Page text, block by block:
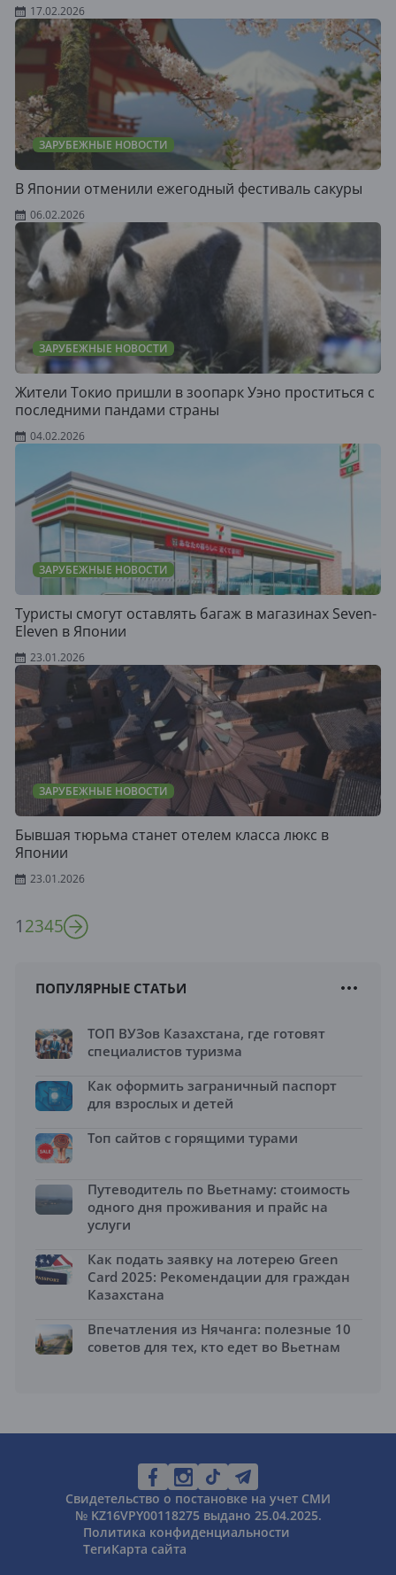
17.02.2026
ЗАРУБЕЖНЫЕ НОВОСТИ
В Японии отменили ежегодный фестиваль сакуры
06.02.2026
ЗАРУБЕЖНЫЕ НОВОСТИ
Жители Токио пришли в зоопарк Уэно проститься с
последними пандами страны
04.02.2026
ЗАРУБЕЖНЫЕ НОВОСТИ
Туристы смогут оставлять багаж в магазинах Seven-
Eleven в Японии
23.01.2026
ЗАРУБЕЖНЫЕ НОВОСТИ
Бывшая тюрьма станет отелем класса люкс в
Японии
23.01.2026
12345
ПОПУЛЯРНЫЕ СТАТЬИ
ТОП ВУЗов Казахстана, где готовят
специалистов туризма
Как оформить заграничный паспорт
для взрослых и детей
Топ сайтов с горящими турами
Путеводитель по Вьетнаму: стоимость
одного дня проживания и прайс на
услуги
Как подать заявку на лотерею Green
Card 2025: Рекомендации для граждан
Казахстана
Впечатления из Нячанга: полезные 10
советов для тех, кто едет во Вьетнам
Свидетельство о постановке на учет СМИ
№ KZ16VPY00118275 выдано 25.04.2025.
Политика конфиденциальности
ТегиКарта сайта